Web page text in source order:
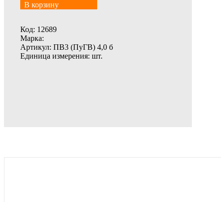
В корзину
Код: 12689
Марка:
Артикул: ПВ3 (ПуГВ) 4,0 б
Единица измерения: шт.